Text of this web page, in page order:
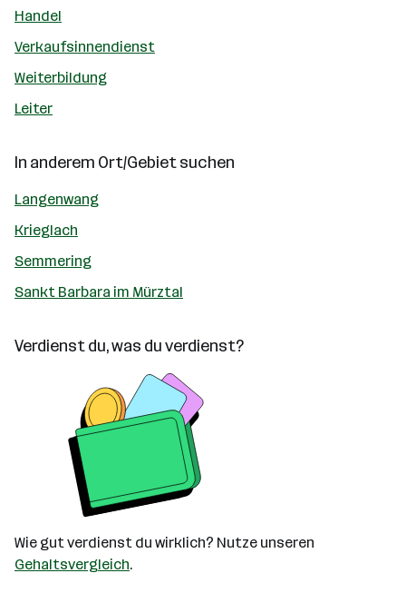
Handel
Verkaufsinnendienst
Weiterbildung
Leiter
In anderem Ort/Gebiet suchen
Langenwang
Krieglach
Semmering
Sankt Barbara im Mürztal
Verdienst du, was du verdienst?
Wie gut verdienst du wirklich? Nutze unseren
Gehaltsvergleich.